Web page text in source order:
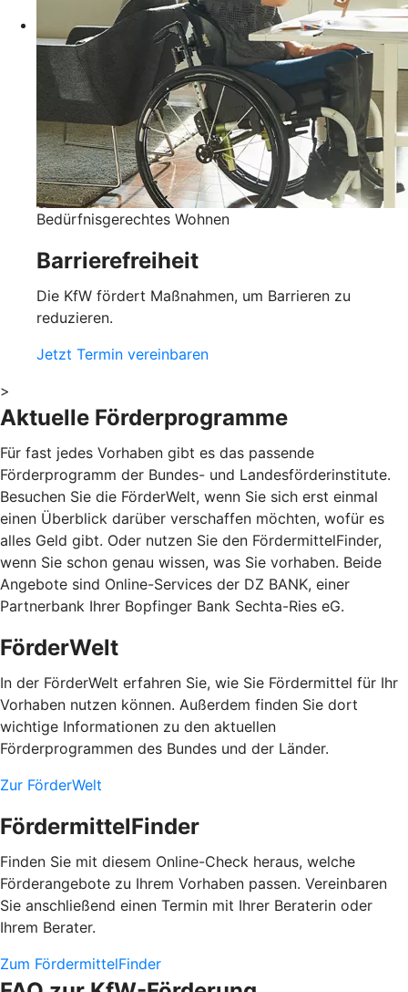
Bedürfnisgerechtes Wohnen
Barrierefreiheit
Die KfW fördert Maßnahmen, um Barrieren zu
reduzieren.
Jetzt Termin vereinbaren
>
Aktuelle Förderprogramme
Für fast jedes Vorhaben gibt es das passende
Förderprogramm der Bundes- und Landesförderinstitute.
Besuchen Sie die FörderWelt, wenn Sie sich erst einmal
einen Überblick darüber verschaffen möchten, wofür es
alles Geld gibt. Oder nutzen Sie den FördermittelFinder,
wenn Sie schon genau wissen, was Sie vorhaben. Beide
Angebote sind Online-Services der DZ BANK, einer
Partnerbank Ihrer Bopfinger Bank Sechta-Ries eG.
FörderWelt
In der FörderWelt erfahren Sie, wie Sie Fördermittel für Ihr
Vorhaben nutzen können. Außerdem finden Sie dort
wichtige Informationen zu den aktuellen
Förderprogrammen des Bundes und der Länder.
Zur FörderWelt
FördermittelFinder
Finden Sie mit diesem Online-Check heraus, welche
Förderangebote zu Ihrem Vorhaben passen. Vereinbaren
Sie anschließend einen Termin mit Ihrer Beraterin oder
Ihrem Berater.
Zum FördermittelFinder